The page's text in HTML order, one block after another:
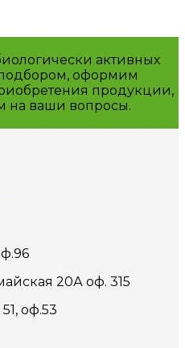
активных
оформим
продукции,
на ваши вопросы.
20А оф. 315
оф.53